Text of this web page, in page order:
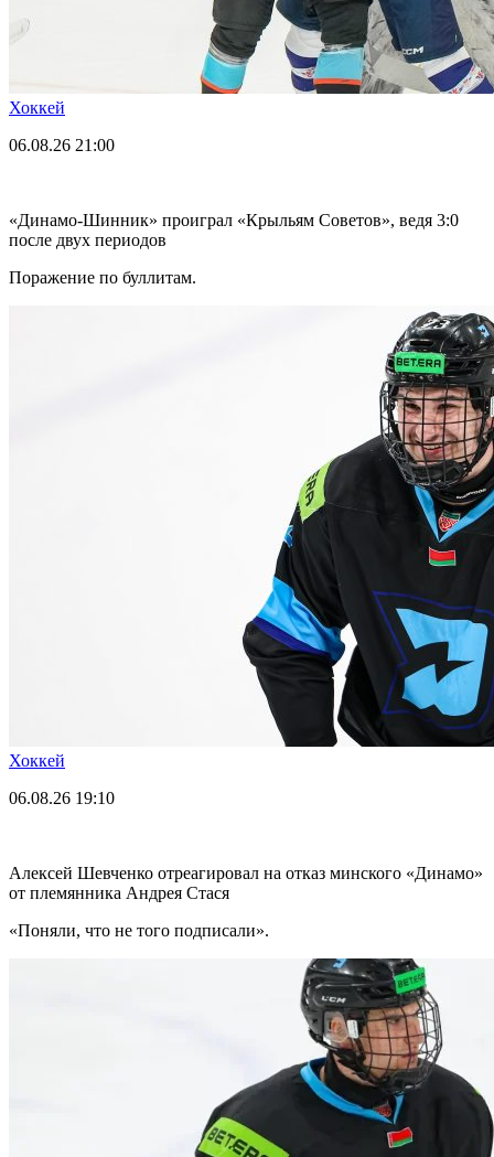
Хоккей
06.08.26 21:00
«Динамо-Шинник» проиграл «Крыльям Советов», ведя 3:0
после двух периодов
Поражение по буллитам.
Хоккей
06.08.26 19:10
Алексей Шевченко отреагировал на отказ минского «Динамо»
от племянника Андрея Стася
«Поняли, что не того подписали».